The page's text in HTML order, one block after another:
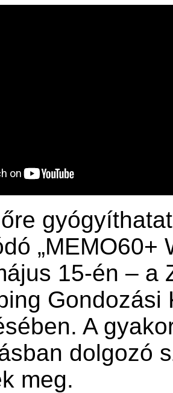
„MEMO60+
15-én – a
Gondozási
A
dolgozó
meg.